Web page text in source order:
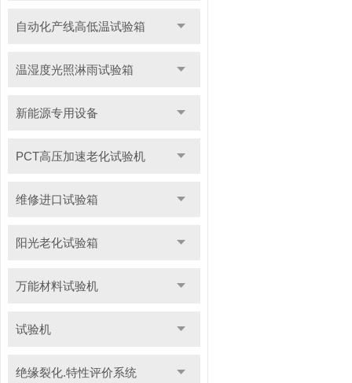
自动化产线高低温试验箱
温湿度光照淋雨试验箱
新能源专用设备
PCT高压加速老化试验机
维修进口试验箱
阳光老化试验箱
万能材料试验机
试验机
绝缘裂化.特性评价系统